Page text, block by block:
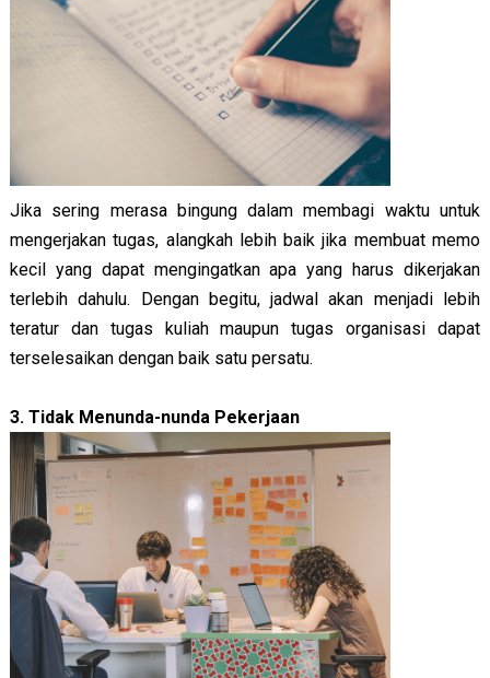
Jika sering merasa bingung dalam membagi waktu untuk
mengerjakan tugas, alangkah lebih baik jika membuat memo
kecil yang dapat mengingatkan apa yang harus dikerjakan
terlebih dahulu. Dengan begitu, jadwal akan menjadi lebih
teratur dan tugas kuliah maupun tugas organisasi dapat
terselesaikan dengan baik satu persatu.
3. Tidak Menunda-nunda Pekerjaan